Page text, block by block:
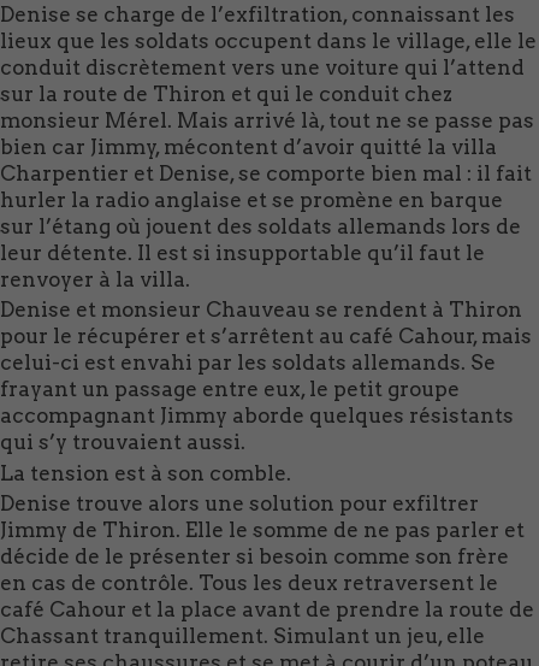
Denise se charge de l’exfiltration, connaissant les
lieux que les soldats occupent dans le village, elle le
conduit discrètement vers une voiture qui l’attend
sur la route de Thiron et qui le conduit chez
monsieur Mérel. Mais arrivé là, tout ne se passe pas
bien car Jimmy, mécontent d’avoir quitté la villa
Charpentier et Denise, se comporte bien mal : il fait
hurler la radio anglaise et se promène en barque
sur l’étang où jouent des soldats allemands lors de
leur détente. Il est si insupportable qu’il faut le
renvoyer à la villa.
Denise et monsieur Chauveau se rendent à Thiron
pour le récupérer et s’arrêtent au café Cahour, mais
celui-ci est envahi par les soldats allemands. Se
frayant un passage entre eux, le petit groupe
accompagnant Jimmy aborde quelques résistants
qui s’y trouvaient aussi.
La tension est à son comble.
Denise trouve alors une solution pour exfiltrer
Jimmy de Thiron. Elle le somme de ne pas parler et
décide de le présenter si besoin comme son frère
en cas de contrôle. Tous les deux retraversent le
café Cahour et la place avant de prendre la route de
Chassant tranquillement. Simulant un jeu, elle